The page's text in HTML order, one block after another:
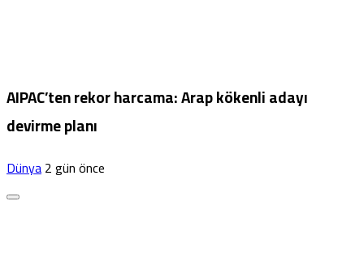
AIPAC’ten rekor harcama: Arap kökenli adayı
devirme planı
Dünya2 gün önce